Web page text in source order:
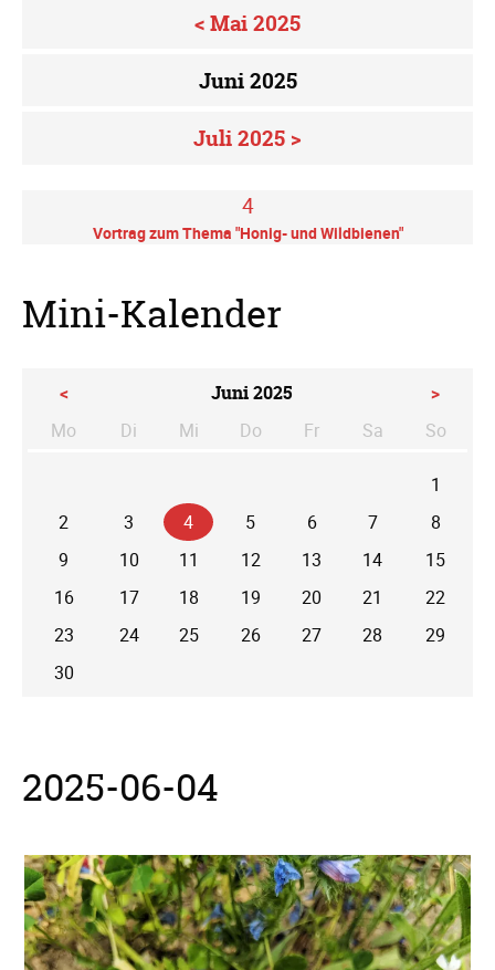
< Mai 2025
Juni 2025
Juli 2025 >
4
Vortrag zum Thema "Honig- und Wildbienen"
Mini-Kalender
< Juni 2025
>
Mo
Di enstag
Mi ttwoch
Do nnerstag
Fr Sa mstagSo
1
2
3 4 5 6 7
8
9
10 11 12 13 14
15
16
17 18 19 20 21
22
23
24 25 26 27 28
29
30
2025-06-04